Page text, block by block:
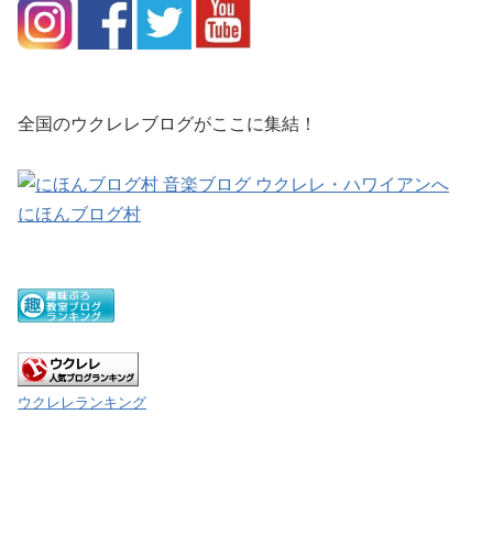
全国のウクレレブログがここに集結！
にほんブログ村
ウクレレランキング